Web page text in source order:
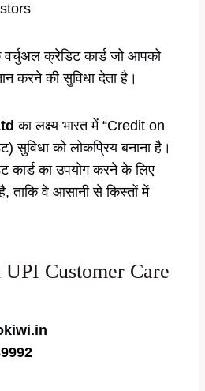
क्रेडिट कार्ड जो आपको
करने की सुविधा देता है।
का लक्ष्य भारत में “Credit on
सुविधा को लोकप्रिय बनाना है।
कार्ड का उपयोग करने के लिए
है, ताकि वे आसानी से किस्तों में
Customer Care